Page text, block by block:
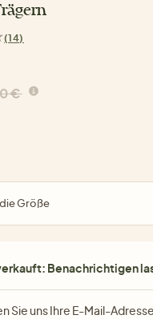
(14)
€
Größe
Benachrichtigen
Sie uns Ihre E-Mail-